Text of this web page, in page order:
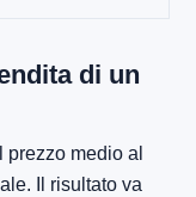
di un
medio al
Il risultato va